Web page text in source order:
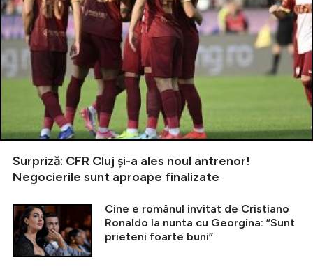
Surpriză: CFR Cluj și-a ales noul antrenor!
Negocierile sunt aproape finalizate
Cine e românul invitat de Cristiano
Ronaldo la nunta cu Georgina: ”Sunt
prieteni foarte buni”